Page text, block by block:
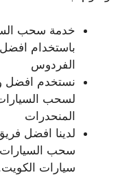
خدمة سحب
باستخدام
الفردوس
نستخدم افضل
لسحب
المنحدرات
لدينا افضل
سحب
سيارات